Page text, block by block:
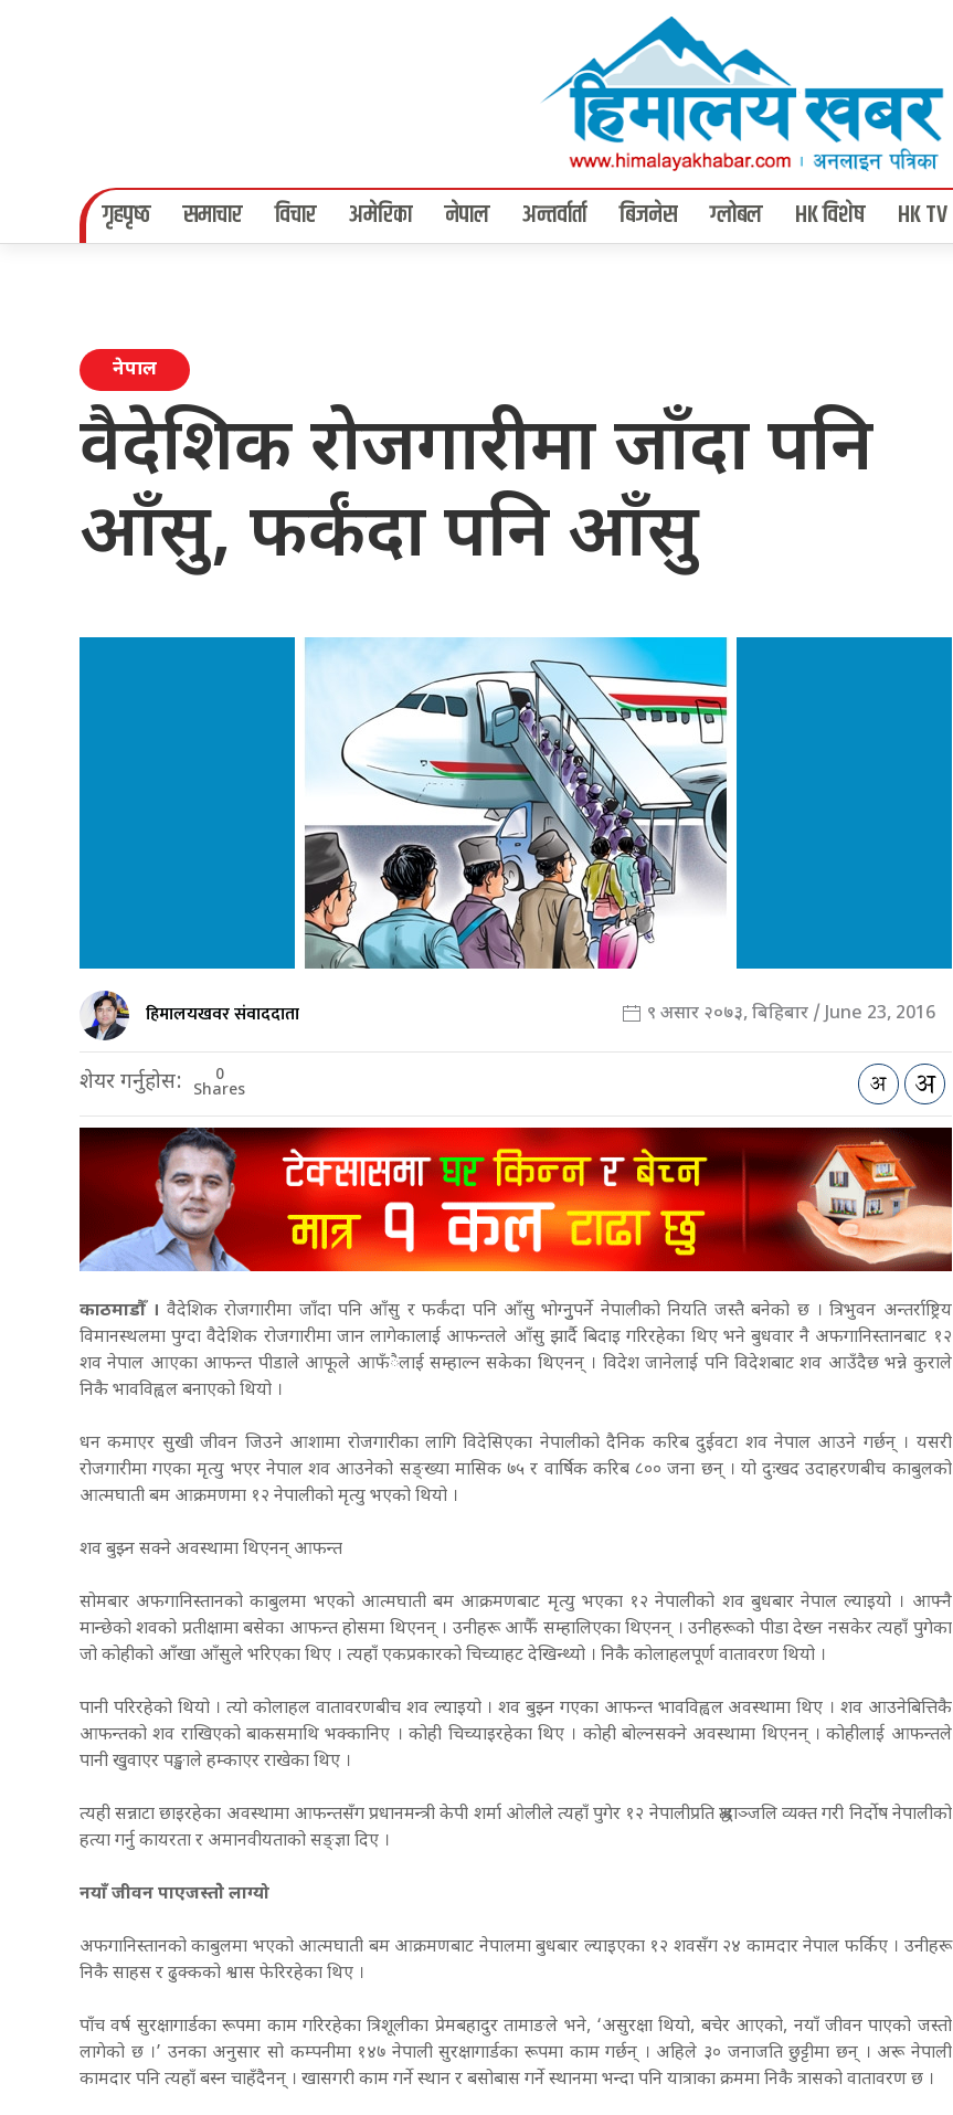
गृहपृष्‍ठ समाचार विचार अमेरिका नेपाल अन्तर्वार्ता बिजनेस ग्लोबल HK विशेष HK TV
नेपाल
वैदेशिक रोजगारीमा जाँदा पनि
आँसु, फर्कंदा पनि आँसु
हिमालयखवर संवाददाता ९ असार २०७३, बिहिबार / June 23, 2016
शेयर गर्नुहोस: 0
Shares
काठमाडौँ । वैदेशिक रोजगारीमा जाँदा पनि आँसु र फर्कंदा पनि आँसु भोग्नुुपर्ने नेपालीको नियति जस्तै बनेको छ । त्रिभुवन अन्तर्राष्ट्रिय
विमानस्थलमा पुग्दा वैदेशिक रोजगारीमा जान लागेकालाई आफन्तले आँसु झार्दै बिदाइ गरिरहेका थिए भने बुधवार नै अफगानिस्तानबाट १२
शव नेपाल आएका आफन्त पीडाले आफूले आफँैलाई सम्हाल्न सकेका थिएनन् । विदेश जानेलाई पनि विदेशबाट शव आउँदैछ भन्ने कुराले
निकै भावविह्वल बनाएको थियो ।
धन कमाएर सुखी जीवन जिउने आशामा रोजगारीका लागि विदेसिएका नेपालीको दैनिक करिब दुईवटा शव नेपाल आउने गर्छन् । यसरी
रोजगारीमा गएका मृत्यु भएर नेपाल शव आउनेको सङ्ख्या मासिक ७५ र वार्षिक करिब ८०० जना छन् । यो दुःखद उदाहरणबीच काबुलको
आत्मघाती बम आक्रमणमा १२ नेपालीको मृत्यु भएको थियो ।
शव बुझ्न सक्ने अवस्थामा थिएनन् आफन्त
सोमबार अफगानिस्तानको काबुलमा भएको आत्मघाती बम आक्रमणबाट मृत्यु भएका १२ नेपालीको शव बुधबार नेपाल ल्याइयो । आफ्नै
मान्छेको शवको प्रतीक्षामा बसेका आफन्त होसमा थिएनन् । उनीहरू आफैँ सम्हालिएका थिएनन् । उनीहरूको पीडा देख्न नसकेर त्यहाँ पुगेका
जो कोहीको आँखा आँसुले भरिएका थिए । त्यहाँ एकप्रकारको चिच्याहट देखिन्थ्यो । निकै कोलाहलपूर्ण वातावरण थियो ।
पानी परिरहेको थियो । त्यो कोलाहल वातावरणबीच शव ल्याइयो । शव बुझ्न गएका आफन्त भावविह्वल अवस्थामा थिए । शव आउनेबित्तिकै
आफन्तको शव राखिएको बाकसमाथि भक्कानिए । कोही चिच्याइरहेका थिए । कोही बोल्नसक्ने अवस्थामा थिएनन् । कोहीलाई आफन्तले
पानी खुवाएर पङ्खाले हम्काएर राखेका थिए ।
त्यही सन्नाटा छाइरहेका अवस्थामा आफन्तसँग प्रधानमन्त्री केपी शर्मा ओलीले त्यहाँ पुगेर १२ नेपालीप्रति श्रद्धाञ्जलि व्यक्त गरी निर्दाेष नेपालीको
हत्या गर्नु कायरता र अमानवीयताको सङ्ज्ञा दिए ।
नयाँ जीवन पाएजस्तोे लाग्यो
अफगानिस्तानको काबुलमा भएको आत्मघाती बम आक्रमणबाट नेपालमा बुधबार ल्याइएका १२ शवसँग २४ कामदार नेपाल फर्किए । उनीहरू
निकै साहस र ढुक्कको श्वास फेरिरहेका थिए ।
पाँच वर्ष सुरक्षागार्डका रूपमा काम गरिरहेका त्रिशूलीका प्रेमबहादुर तामाङले भने, ‘असुरक्षा थियो, बचेर आएको, नयाँ जीवन पाएको जस्तो
लागेको छ ।’ उनका अनुसार सो कम्पनीमा १४७ नेपाली सुरक्षागार्डका रूपमा काम गर्छन् । अहिले ३० जनाजति छुट्टीमा छन् । अरू नेपाली
कामदार पनि त्यहाँ बस्न चाहँदैनन् । खासगरी काम गर्ने स्थान र बसोबास गर्ने स्थानमा भन्दा पनि यात्राका क्रममा निकै त्रासको वातावरण छ ।